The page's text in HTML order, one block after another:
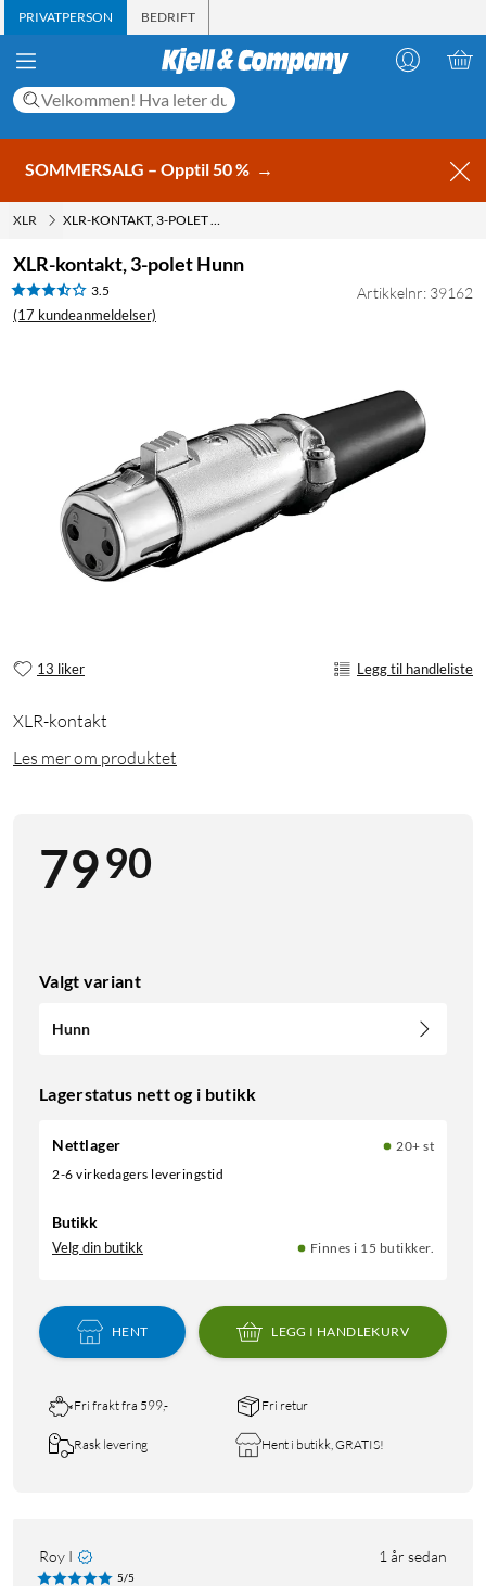
PRIVATPERSON BEDRIFT
SOMMERSALG – Opptil 50 % →
XLR XLR-KONTAKT, 3-POLET HUNN
XLR-kontakt, 3-polet Hunn
3.5
(17 kundeanmeldelser)
Artikkelnr: 39162
13 liker Legg til handleliste
XLR-kontakt
Les mer om produktet
7990
Valgt variant
Hunn
Lagerstatus nett og i butikk
Nettlager
20+ st
2-6 virkedagers leveringstid
Butikk
Velg din butikk Finnes i 15 butikker.
HENT LEGG I HANDLEKURV
Fri frakt fra 599,- Fri retur
Rask levering Hent i butikk, GRATIS!
Roy I 1 år sedan
5/5